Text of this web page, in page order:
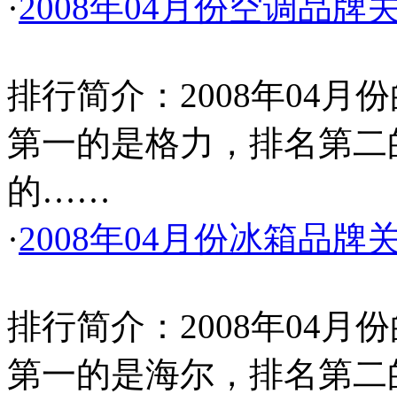
排行简介：2008年04月
第一的是格力，排名第
的……
·2008年04月份冰箱品牌
排行简介：2008年04月
第一的是海尔，排名第